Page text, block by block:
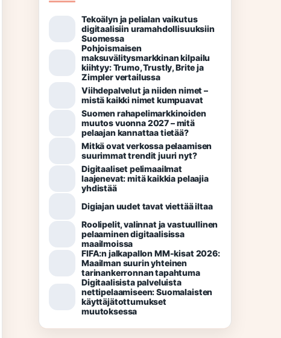
Tekoälyn ja pelialan vaikutus
digitaalisiin uramahdollisuuksiin
Suomessa
Pohjoismaisen
maksuvälitysmarkkinan kilpailu
kiihtyy: Trumo, Trustly, Brite ja
Zimpler vertailussa
Viihdepalvelut ja niiden nimet –
mistä kaikki nimet kumpuavat
Suomen rahapelimarkkinoiden
muutos vuonna 2027 – mitä
pelaajan kannattaa tietää?
Mitkä ovat verkossa pelaamisen
suurimmat trendit juuri nyt?
Digitaaliset pelimaailmat
laajenevat: mitä kaikkia pelaajia
yhdistää
Digiajan uudet tavat viettää iltaa
Roolipelit, valinnat ja vastuullinen
pelaaminen digitaalisissa
maailmoissa
FIFA:n jalkapallon MM-kisat 2026:
Maailman suurin yhteinen
tarinankerronnan tapahtuma
Digitaalisista palveluista
nettipelaamiseen: Suomalaisten
käyttäjätottumukset
muutoksessa